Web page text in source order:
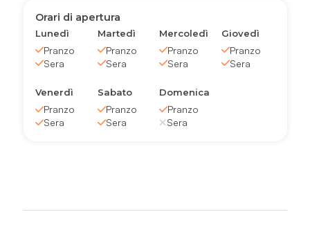
Orari di apertura
Lunedì
Pranzo
Sera
Martedì
Pranzo
Sera
Mercoledì
Pranzo
Sera
Giovedì
Pranzo
Sera
Venerdì
Pranzo
Sera
Sabato
Pranzo
Sera
Domenica
Pranzo
Sera